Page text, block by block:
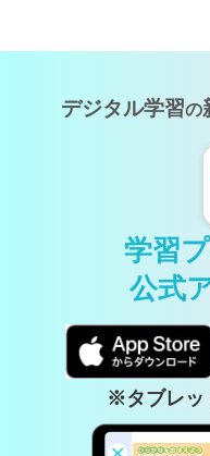
デジタル学習の
学習
公式
※タブレッ